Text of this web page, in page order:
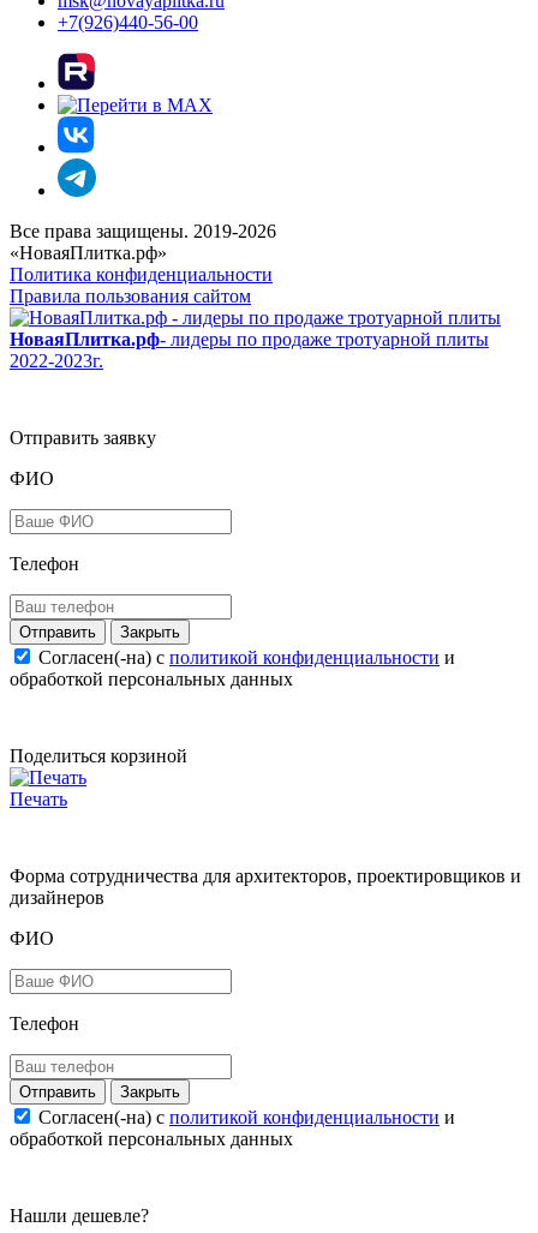
+7(926)440-56-00
Все права защищены. 2019-2026
«НоваяПлитка.рф»
Политика конфиденциальности
Правила пользования сайтом
НоваяПлитка.рф- лидеры по продаже тротуарной плиты
2022-2023г.
Отправить заявку
ФИО
Телефон
Закрыть
Согласен(-на) c политикой конфиденциальности и
обработкой персональных данных
Поделиться корзиной
Печать
Форма сотрудничества для архитекторов, проектировщиков и
дизайнеров
ФИО
Телефон
Закрыть
Согласен(-на) c политикой конфиденциальности и
обработкой персональных данных
Нашли дешевле?